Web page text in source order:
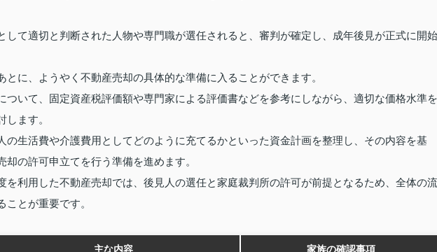
して適切と判断された人物や専門職が選任されると、審判が確定し、成年後見が正式に開始
とに、ようやく不動産売却の具体的な準備に入ることができます。
ついて、固定資産税評価額や専門家による評価書などを参考にしながら、適切な価格水準を
ます。
の生活費や介護費用としてどのように充てるかといった資金計画を整理し、その内容を基
却の許可申立てを行う準備を進めます。
を利用した不動産売却では、後見人の選任と家庭裁判所の許可が前提となるため、全体の流
とが重要です。
主な内容 家族の確認事項